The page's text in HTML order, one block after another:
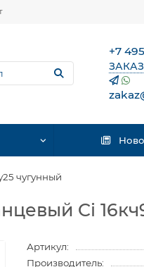
+7
чугунный
Ci
Артикул:
Производитель: